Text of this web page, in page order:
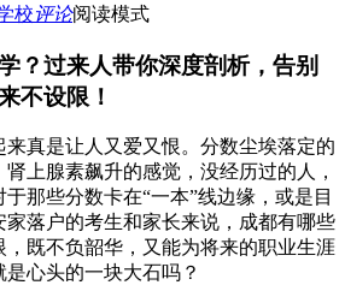
校评论阅读模式
？过来人带你深度剖析，告别
不设限！
真是让人又爱又恨。分数尘埃落定的
上腺素飙升的感觉，没经历过的人，
那些分数卡在“一本”线边缘，或是目
落户的考生和家长来说，成都有哪些
，既不负韶华，又能为将来的职业生涯
心头的一块大石吗？